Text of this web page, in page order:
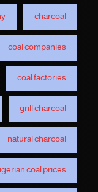
charcoal
coal companies
coal factories
grill charcoal
natural charcoal
coal prices